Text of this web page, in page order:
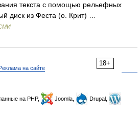
текста с помощью рельефных
диск из Феста (о. Крит) …
СМИ
18+
на сайте
на PHP, Joomla,
Drupal,